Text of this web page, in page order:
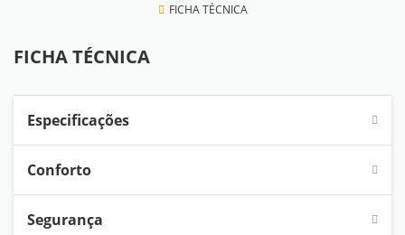
FICHA TÉCNICA
FICHA TÉCNICA
Especificações
Conforto
Segurança